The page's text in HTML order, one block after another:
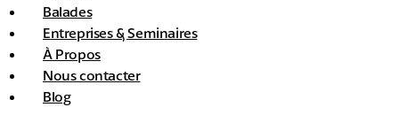
Balades
Entreprises & Seminaires
À Propos
Nous contacter
Blog